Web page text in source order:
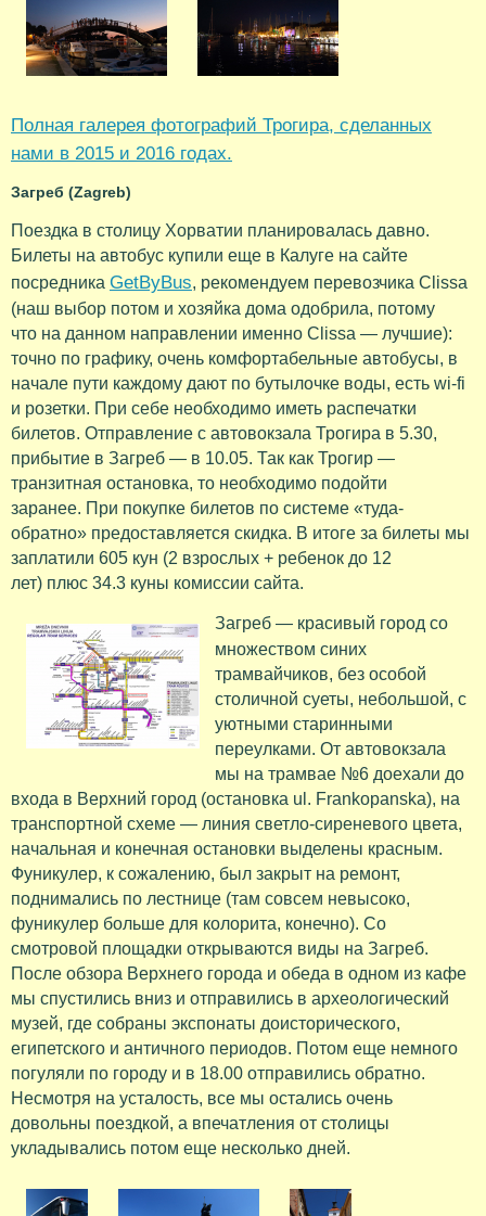
Полная галерея фотографий Трогира, сделанных
нами в 2015 и 2016 годах.
Загреб (Zagreb)
Поездка в столицу Хорватии планировалась давно.
Билеты на автобус купили еще в Калуге на сайте
посредника GetByBus, рекомендуем перевозчика Clissa
(наш выбор потом и хозяйка дома одобрила, потому
что на данном направлении именно Clissa — лучшие):
точно по графику, очень комфортабельные автобусы, в
начале пути каждому дают по бутылочке воды, есть wi-fi
и розетки. При себе необходимо иметь распечатки
билетов. Отправление с автовокзала Трогира в 5.30,
прибытие в Загреб — в 10.05. Так как Трогир —
транзитная остановка, то необходимо подойти
заранее. При покупке билетов по системе «туда-
обратно» предоставляется скидка. В итоге за билеты мы
заплатили 605 кун (2 взрослых + ребенок до 12
лет) плюс 34.3 куны комиссии сайта.
Загреб — красивый город со
множеством синих
трамвайчиков, без особой
столичной суеты, небольшой, с
уютными старинными
переулками. От автовокзала
мы на трамвае №6 доехали до
входа в Верхний город (остановка ul. Frankopanska), на
транспортной схеме — линия светло-сиреневого цвета,
начальная и конечная остановки выделены красным.
Фуникулер, к сожалению, был закрыт на ремонт,
поднимались по лестнице (там совсем невысоко,
фуникулер больше для колорита, конечно). Со
смотровой площадки открываются виды на Загреб.
После обзора Верхнего города и обеда в одном из кафе
мы спустились вниз и отправились в археологический
музей, где собраны экспонаты доисторического,
египетского и античного периодов. Потом еще немного
погуляли по городу и в 18.00 отправились обратно.
Несмотря на усталость, все мы остались очень
довольны поездкой, а впечатления от столицы
укладывались потом еще несколько дней.